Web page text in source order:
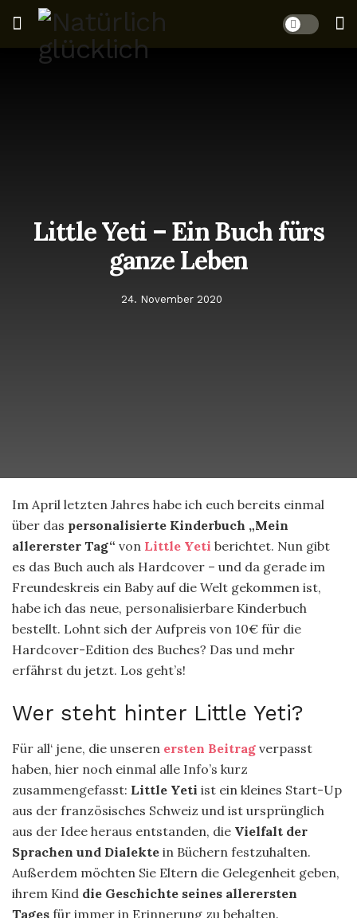
Little Yeti – Ein Buch fürs
ganze Leben
24. November 2020
Im April letzten Jahres habe ich euch bereits einmal
über das personalisierte Kinderbuch „Mein
allererster Tag“ von Little Yeti berichtet. Nun gibt
es das Buch auch als Hardcover – und da gerade im
Freundeskreis ein Baby auf die Welt gekommen ist,
habe ich das neue, personalisierbare Kinderbuch
bestellt. Lohnt sich der Aufpreis von 10€ für die
Hardcover-Edition des Buches? Das und mehr
erfährst du jetzt. Los geht’s!
Wer steht hinter Little Yeti?
Für all‘ jene, die unseren ersten Beitrag verpasst
haben, hier noch einmal alle Info’s kurz
zusammengefasst: Little Yeti ist ein kleines Start-Up
aus der französisches Schweiz und ist ursprünglich
aus der Idee heraus entstanden, die Vielfalt der
Sprachen und Dialekte in Büchern festzuhalten.
Außerdem möchten Sie Eltern die Gelegenheit geben,
ihrem Kind die Geschichte seines allerersten
Tages für immer in Erinnerung zu behalten.